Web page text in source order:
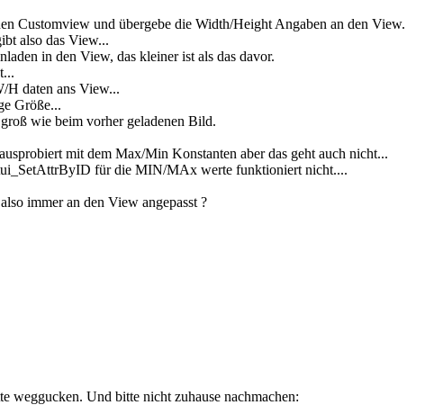
Customview und übergebe die Width/Height Angaben an den View.
also das View...
in den View, das kleiner ist als das davor.
H daten ans View...
Größe...
wie beim vorher geladenen Bild.
mit dem Max/Min Konstanten aber das geht auch nicht...
für die MIN/MAx werte funktioniert nicht....
immer an den View angepasst ?
weggucken. Und bitte nicht zuhause nachmachen: